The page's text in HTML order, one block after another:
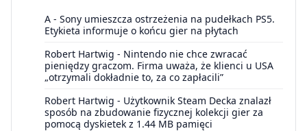
A - Sony umieszcza ostrzeżenia na pudełkach PS5.
Etykieta informuje o końcu gier na płytach
Robert Hartwig - Nintendo nie chce zwracać
pieniędzy graczom. Firma uważa, że klienci u USA
„otrzymali dokładnie to, za co zapłacili”
Robert Hartwig - Użytkownik Steam Decka znalazł
sposób na zbudowanie fizycznej kolekcji gier za
pomocą dyskietek z 1.44 MB pamięci